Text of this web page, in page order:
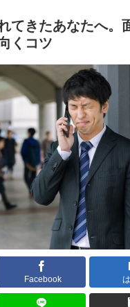
てきたあなたへ。
くコツ
Facebook